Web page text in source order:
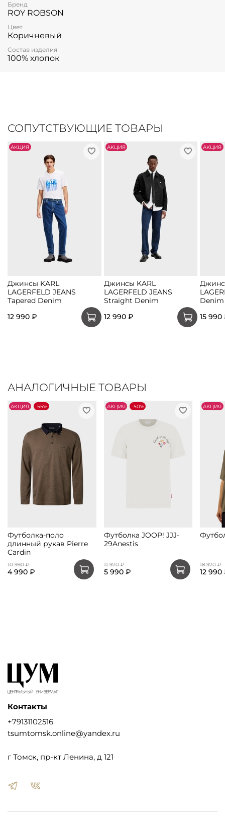
Бренд
ROY ROBSON
Цвет
Коричневый
Состав изделия
100% хлопок
СОПУТСТВУЮЩИЕ ТОВАРЫ
АKЦИЯ
Джинсы KARL
LAGERFELD JEANS
Tapered Denim
12 990 ₽
АKЦИЯ
Джинсы KARL
LAGERFELD JEANS
Straight Denim
12 990 ₽
АKЦИЯ
Denim
15 990
АНАЛОГИЧНЫЕ ТОВАРЫ
АKЦИЯ -55%
Футболка-поло
длинный рукав Pierre
Cardin
10 990 ₽
4 990 ₽
АKЦИЯ -50%
Футболка JOOP! JJJ-
29Anestis
11 970 ₽
5 990 ₽
АKЦИЯ
18 970 ₽
12 990
Контакты
+79131102516
tsumtomsk.online@yandex.ru
г Томск, пр-кт Ленина, д 121